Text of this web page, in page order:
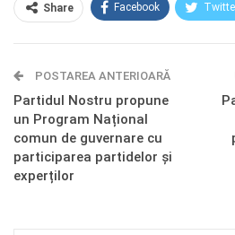
Share Facebook
Telegram OK.ru
POSTAREA ANTERIOARĂ
Partidul Nostru propune
un Program Național
comun de guvernare cu
participarea partidelor și
experților